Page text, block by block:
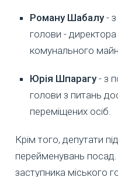
Роману Шабалу- з
голови -
комунального
Юрія Шпарагу- з
голови з питань
переміщених осіб.
Крім того, депутати
перейменувань
заступника міського